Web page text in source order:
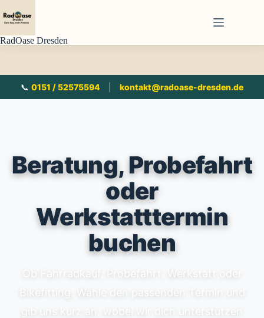
Inhalt
springen
RadOase Dresden
📞 0151 / 52575594 kontakt@radoase-dresden.de
Beratung, Probefahrt
oder
Werkstatttermin
buchen
Ob Fahrradkauf, Probefahrt, Werkstatt oder
Bikefitting: Wähle den passenden Termin und
gib uns kurz an, wobei wir dich unterstützen